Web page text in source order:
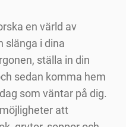
en värld av
slänga i dina
ställa in din
sedan komma hem
som väntar på dig.
att